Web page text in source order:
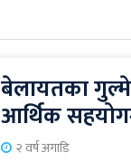
बेलायतका
आर्थिक
२ वर्ष अगाडि